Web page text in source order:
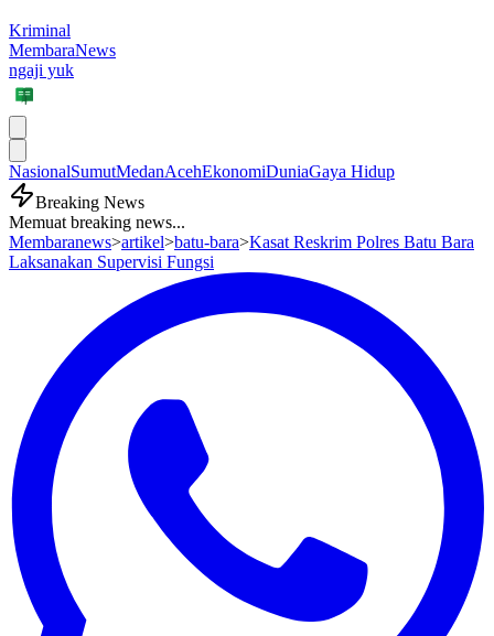
Kriminal
MembaraNews
ngaji yuk
NasionalSumutMedanAcehEkonomiDuniaGaya Hidup
Breaking News
Memuat breaking news...
Membaranews>artikel>batu-bara>Kasat Reskrim Polres Batu Bara
Laksanakan Supervisi Fungsi